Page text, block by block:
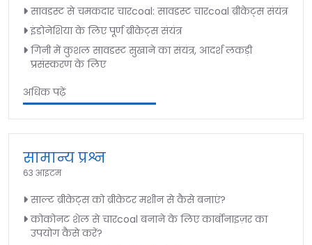
सावडस्ट से चमकदार चारcoal: सावडस्ट चारcoal ब्रीकेट्स संयंत्र
इंडोनेशिया के लिए पूर्ण ब्रीकेट्स संयंत्र
गिनी में कुशल सावडस्ट सुखाने का संयंत्र, आदर्श लकड़ी
प्रसंस्करण के लिए
अधिक पढ़ें
सामान्य प्रश्न
63 आइटम
साल्ट ब्रीकेट्स को ब्रीकेटर मशीन से कैसे बनाएं?
कोकोनट शेल से चारcoal बनाने के लिए कार्बोनाइज़र का
उपयोग कैसे करें?